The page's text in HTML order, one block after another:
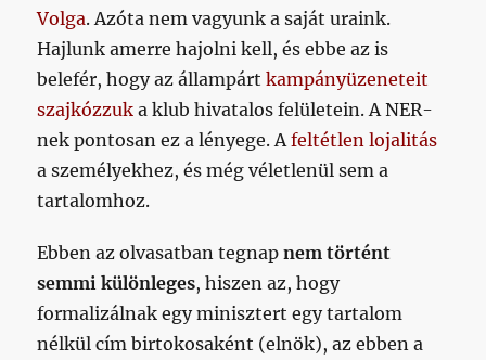
Volga. Azóta nem vagyunk a saját uraink.
Hajlunk amerre hajolni kell, és ebbe az is
belefér, hogy az állampártkampányüzeneteit
szajkózzuk a klub hivatalos felületein. A NER-
nek pontosan ez a lényege. Afeltétlen lojalitás
a személyekhez, és még véletlenül sem a
tartalomhoz.
Ebben az olvasatban tegnapnem történt
semmi különleges, hiszen az, hogy
formalizálnak egy minisztert egy tartalom
nélkül cím birtokosaként (elnök), az ebben a